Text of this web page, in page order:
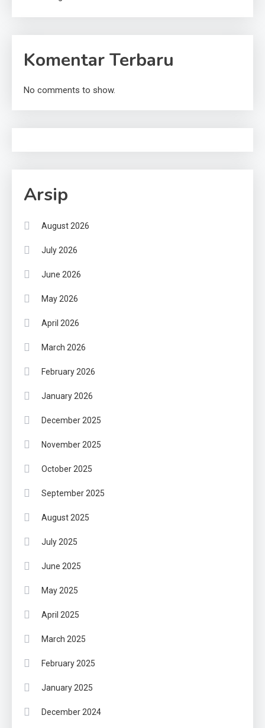
Komentar Terbaru
No comments to show.
Arsip
August 2026
July 2026
June 2026
May 2026
April 2026
March 2026
February 2026
January 2026
December 2025
November 2025
October 2025
September 2025
August 2025
July 2025
June 2025
May 2025
April 2025
March 2025
February 2025
January 2025
December 2024